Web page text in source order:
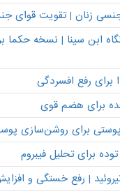
زنان | تقویت قوای
ابن سینا | نسخه
برای رفع افسردگی
برای هضم قوی
برای روشن‌سازی
برای تحلیل فیبروم
| رفع خستگی و